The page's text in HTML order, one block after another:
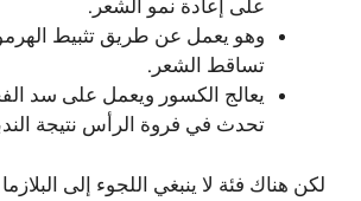
على إعادة نمو الشعر.
وهو يعمل عن طريق تثبيط
تساقط الشعر.
يعالج الكسور ويعمل على سد
تحدث في فروة الرأس نتيجة
لكن هناك فئة لا ينبغي اللجوء إلى